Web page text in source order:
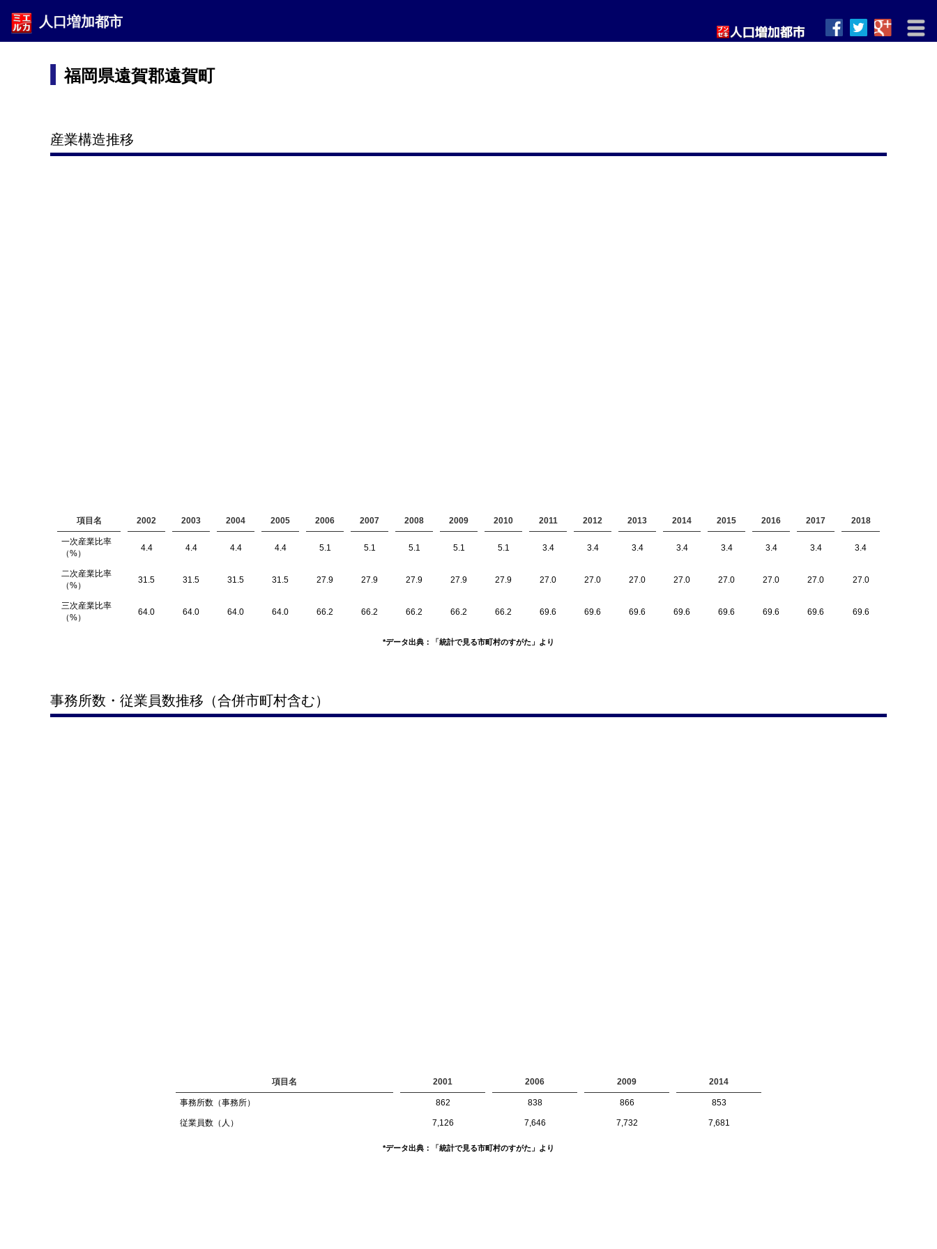
人口増加都市
福岡県遠賀郡遠賀町
産業構造推移
項目名 2002 2003 2004 2005 2006 2007 2008 2009 2010 2011 2012 2013 2014 2015 2016 2017 2018
一次産業比率
（%）
4.4 4.4 4.4 4.4 5.1 5.1 5.1 5.1 5.1 3.4 3.4 3.4 3.4 3.4 3.4 3.4 3.4
二次産業比率
（%）
31.5 31.5 31.5 31.5 27.9 27.9 27.9 27.9 27.9 27.0 27.0 27.0 27.0 27.0 27.0 27.0 27.0
三次産業比率
（%）
64.0 64.0 64.0 64.0 66.2 66.2 66.2 66.2 66.2 69.6 69.6 69.6 69.6 69.6 69.6 69.6 69.6
*データ出典：「統計で見る市町村のすがた」より
事務所数・従業員数推移（合併市町村含む）
項目名 2001 2006 2009 2014
事務所数（事務所） 862 838 866 853
従業員数（人） 7,126 7,646 7,732 7,681
*データ出典：「統計で見る市町村のすがた」より